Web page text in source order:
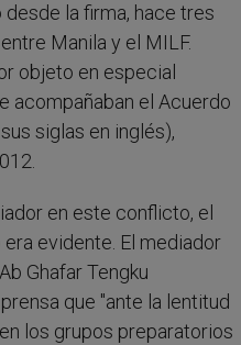
la firma, hace tres
Manila y el MILF.
objeto en especial
acompañaban el Acuerdo
siglas en inglés),
en este conflicto, el
evidente. El mediador
Ghafar Tengku
que "ante la lentitud
los grupos preparatorios